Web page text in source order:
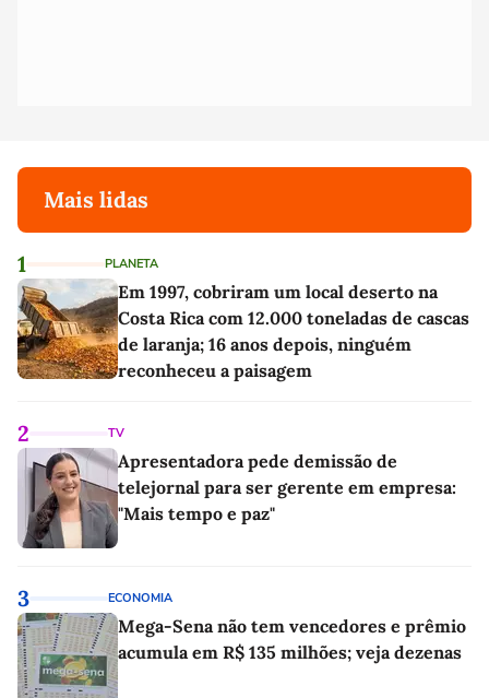
Mais lidas
1 PLANETA
Em 1997, cobriram um local deserto na
Costa Rica com 12.000 toneladas de cascas
de laranja; 16 anos depois, ninguém
reconheceu a paisagem
2 TV
Apresentadora pede demissão de
telejornal para ser gerente em empresa:
"Mais tempo e paz"
3 ECONOMIA
Mega-Sena não tem vencedores e prêmio
acumula em R$ 135 milhões; veja dezenas